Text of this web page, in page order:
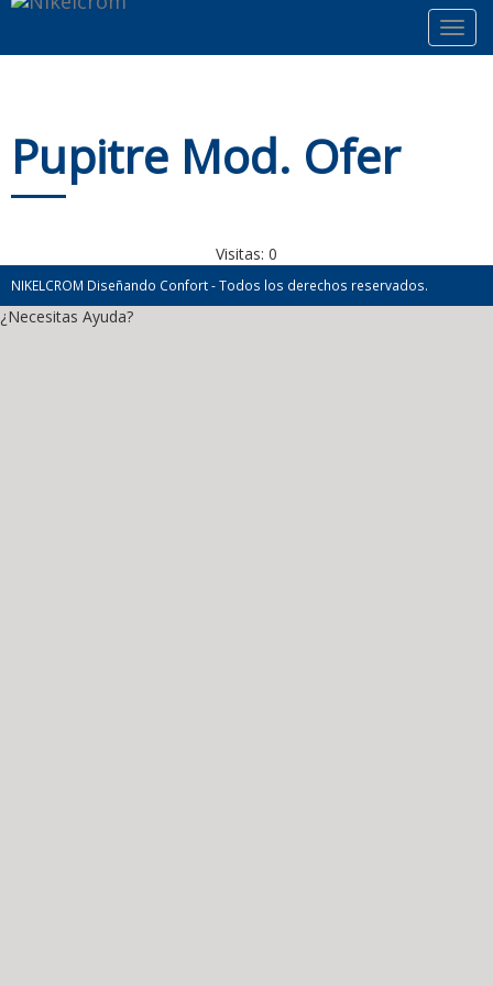
Pupitre Mod. Ofer
Visitas: 0
NIKELCROM Diseñando Confort - Todos los derechos reservados.
¿Necesitas Ayuda?